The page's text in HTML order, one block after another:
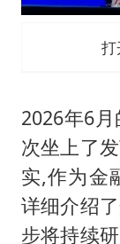
打
2026年6
次坐上了
实,作为金
详细介绍
步将持续